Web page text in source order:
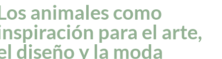
animales como
para el arte,
diseño y la moda